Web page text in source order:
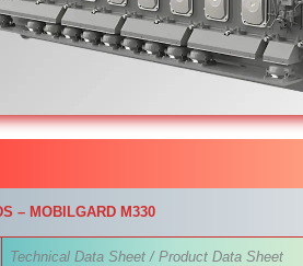
– MOBILGARD M330
Technical Data Sheet / Product Data Sheet